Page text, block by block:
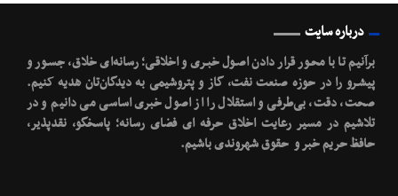
درباره سایت
برآنیم تا با محـور قرار دادن اصـول خبـری و اخلاقـی؛ رسانه‌ای خلاق، جسـور و
پیشـرو را در حوزه صنعت نفت، گاز و پتروشیمی به دیدگان‌تان هدیه کنیم.
صحت، دقت، بی‌طرفی و استقلال را از اصول خبری اساسی می دانیم و در
تلاشیم در مسیر رعایت اخلاق حرفه ای فضای رسانه؛ پاسخگو، نقدپذیر،
حافظ حریم خبر و حقوق شهروندی باشیم.